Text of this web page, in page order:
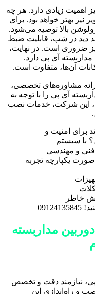
اهمیت زیادی دارد. هر چه
نیز بهتر خواهد بود. برای
بالا توصیه می‌شود.
دید در شب، قابلیت ضبط
ضروری است. در نهایت،
آی پی دارد.
آن‌ها، متفاوت است.
مشاوره‌های تخصصی،
آی پی را با توجه به
این شرکت، خدمات نصب
برای امنیت و
با سیستم
فنی و مهندسی
صورت یکپارچه تجربه
خاطر
مداربسته
نیازمند دقت و تخصص
و راه‌اندازی این